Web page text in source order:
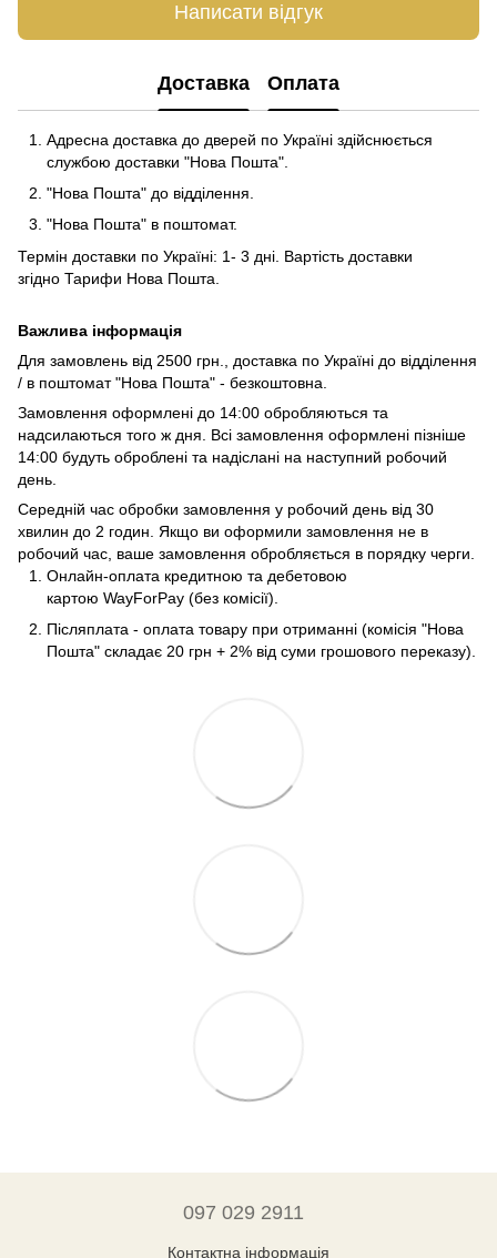
Написати відгук
Доставка Оплата
Адресна доставка до дверей по Україні здійснюється
службою доставки "Нова Пошта".
"Нова Пошта" до відділення.
"Нова Пошта" в поштомат.
Термін доставки по Україні: 1- 3 дні. Вартість доставки
згідно Тарифи Нова Пошта
Важлива інформація
Для замовлень від 2500 грн., доставка по Україні до відділення
/ в поштомат "Нова Пошта" - безкоштовна.
Замовлення оформлені до 14:00 обробляються та
надсилаються того ж дня. Всі замовлення оформлені пізніше
14:00 будуть оброблені та надіслані на наступний робочий
день.
Середній час обробки замовлення у робочий день від 30
хвилин до 2 годин. Якщо ви оформили замовлення не в
робочий час, ваше замовлення обробляється в порядку черги.
Онлайн-оплата кредитною та дебетовою
картою WayForPay (без комісії).
Післяплата - оплата товару при отриманні (комісія "Нова
Пошта" складає 20 грн + 2% від суми грошового переказу).
097 029 2911
Контактна інформація